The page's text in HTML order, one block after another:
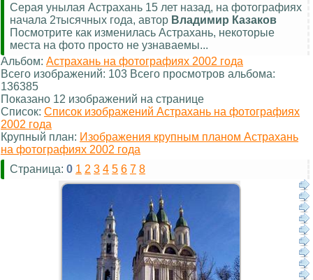
Серая унылая Астрахань 15 лет назад, на фотографиях
начала 2тысячных года, автор Владимир Казаков
Посмотрите как изменилась Астрахань, некоторые
места на фото просто не узнаваемы...
Альбом: Астрахань на фотографиях 2002 года
Всего изображений: 103 Всего просмотров альбома:
136385
Показано 12 изображений на странице
Список: Список изображений Астрахань на фотографиях
2002 года
Крупный план: Изображения крупным планом Астрахань
на фотографиях 2002 года
Страница: 0 1 2 3 4 5 6 7 8